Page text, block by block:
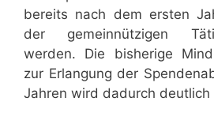
bereits nach dem ersten
der gemeinnützigen
werden. Die bisherige
zur Erlangung der
Jahren wird dadurch deutlich